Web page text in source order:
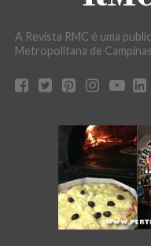
A Revista RMC é uma
Metropolitana de Campinas